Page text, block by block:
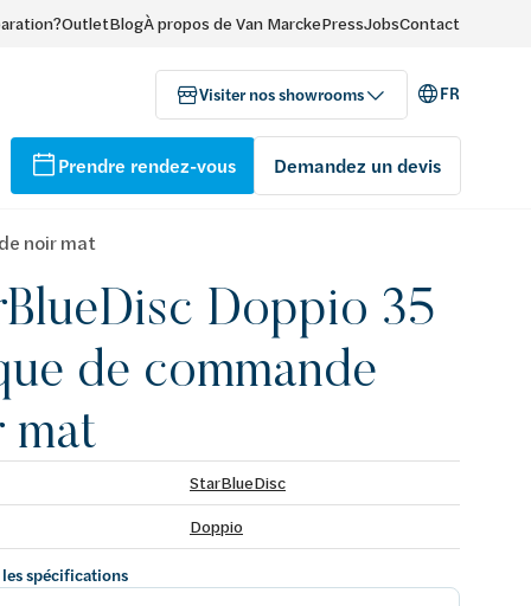
OutletBlogÀ propos de Van MarckePressJobsContact
Visiter nos showrooms FR
Prendre rendez-vous Demandez un devis
noir mat
Doppio 35
de commande
mat
StarBlueDisc
Doppio
spécifications